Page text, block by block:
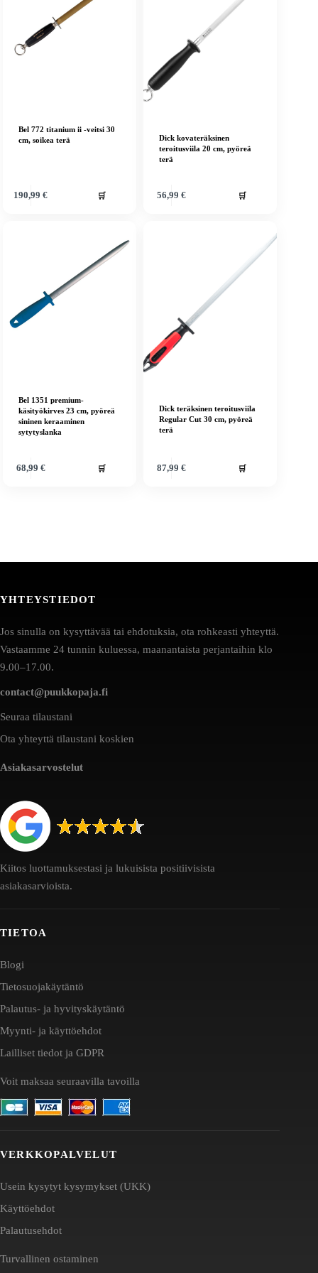
Bel 772 titanium ii -veitsi 30
cm, soikea terä
190,99€ 🛒
Dick kovateräksinen
teroitusviila 20 cm, pyöreä
terä
56,99 € 🛒
Bel 1351 premium-
käsityökirves 23 cm, pyöreä
sininen keraaminen
sytytyslanka
68,99 € 🛒
Dick teräksinen teroitusviila
Regular Cut 30 cm, pyöreä
terä
87,99 € 🛒
YHTEYSTIEDOT
Jos sinulla on kysyttävää tai ehdotuksia, ota rohkeasti yhteyttä.
Vastaamme 24 tunnin kuluessa, maanantaista perjantaihin klo
9.00–17.00.
contact@puukkopaja.fi
Seuraa tilaustani
Ota yhteyttä tilaustani koskien
Asiakasarvostelut
Kiitos luottamuksestasi ja lukuisista positiivisista
asiakasarvioista.
TIETOA
Blogi
Tietosuojakäytäntö
Palautus- ja hyvityskäytäntö
Myynti- ja käyttöehdot
Lailliset tiedot ja GDPR
Voit maksaa seuraavilla tavoilla
VERKKOPALVELUT
Usein kysytyt kysymykset (UKK)
Käyttöehdot
Palautusehdot
Turvallinen ostaminen